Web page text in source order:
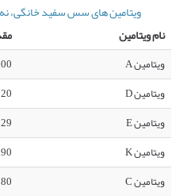
ویتامین های سس سفید خانگی،
نام ویتامین
ویتامین A
ویتامین D
1.20
ویتامین E
0.29
ویتامین K
0.90
ویتامین C
0.80